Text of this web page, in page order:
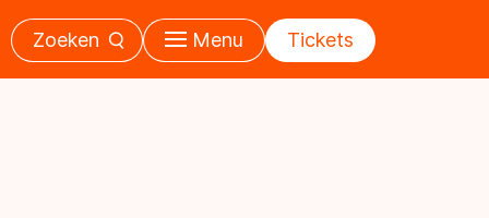
Zoeken Menu Tickets